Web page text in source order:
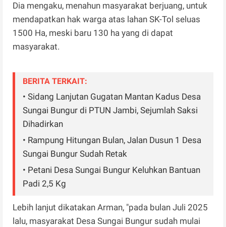
Dia mengaku, menahun masyarakat berjuang, untuk
mendapatkan hak warga atas lahan SK-Tol seluas
1500 Ha, meski baru 130 ha yang di dapat
masyarakat.
BERITA TERKAIT:
• Sidang Lanjutan Gugatan Mantan Kadus Desa
Sungai Bungur di PTUN Jambi, Sejumlah Saksi
Dihadirkan
• Rampung Hitungan Bulan, Jalan Dusun 1 Desa
Sungai Bungur Sudah Retak
• Petani Desa Sungai Bungur Keluhkan Bantuan
Padi 2,5 Kg
Lebih lanjut dikatakan Arman, "pada bulan Juli 2025
lalu, masyarakat Desa Sungai Bungur sudah mulai